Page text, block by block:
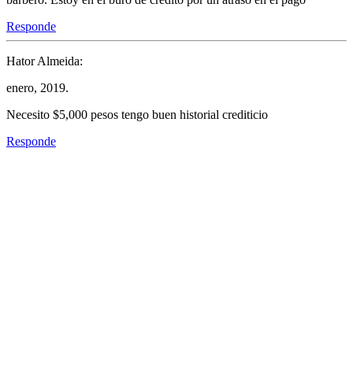
Responde
Hator Almeida:
enero, 2019.
Necesito $5,000 pesos tengo buen historial crediticio
Responde